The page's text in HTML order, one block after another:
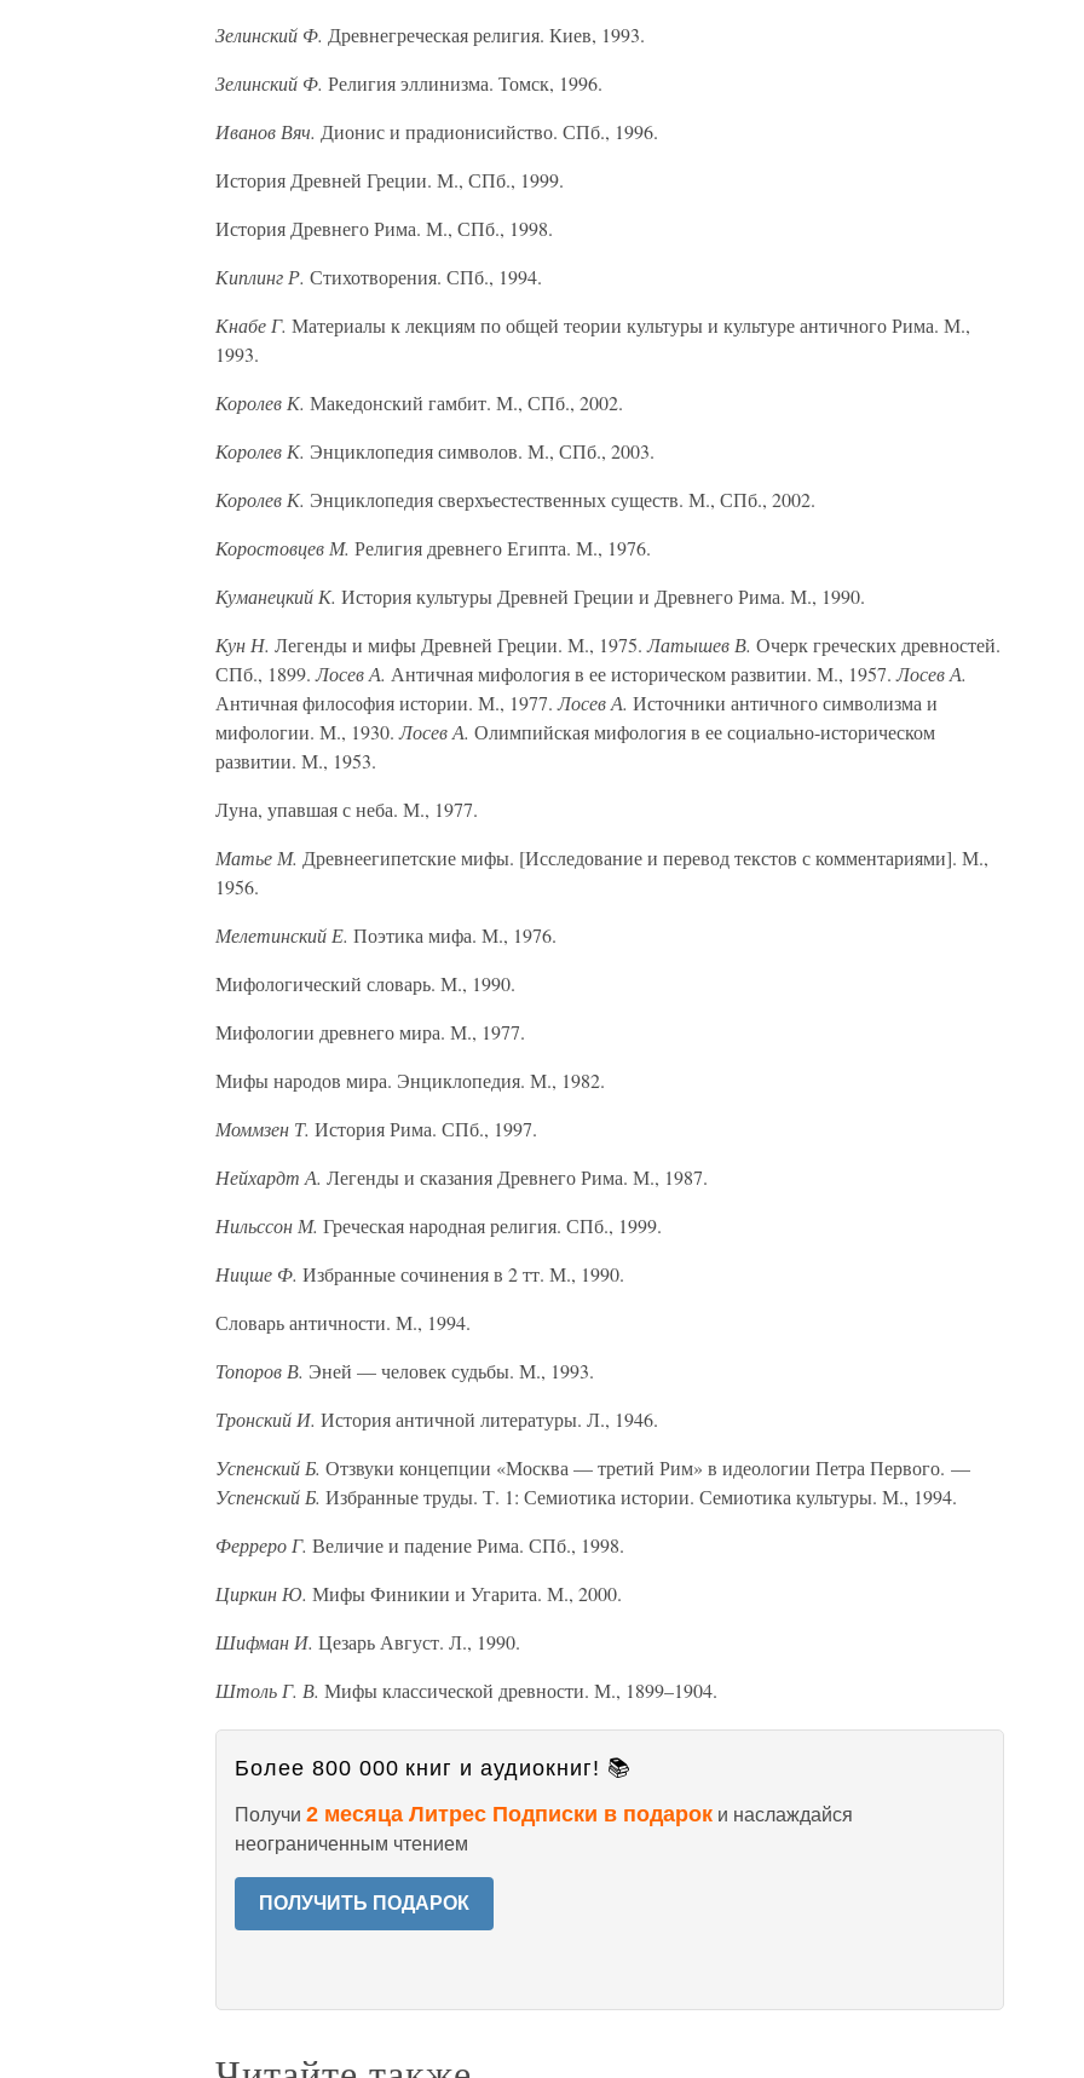
Зелинский Ф. Древнегреческая религия. Киев, 1993.
Зелинский Ф. Религия эллинизма. Томск, 1996.
Иванов Вяч. Дионис и прадионисийство. СПб., 1996.
История Древней Греции. М., СПб., 1999.
История Древнего Рима. М., СПб., 1998.
Киплинг Р. Стихотворения. СПб., 1994.
Кнабе Г. Материалы к лекциям по общей теории культуры и культуре античного Рима. М.,
1993.
Королев К. Македонский гамбит. М., СПб., 2002.
Королев К. Энциклопедия символов. М., СПб., 2003.
Королев К. Энциклопедия сверхъестественных существ. М., СПб., 2002.
Коростовцев М. Религия древнего Египта. М., 1976.
Куманецкий К. История культуры Древней Греции и Древнего Рима. М., 1990.
Кун Н. Легенды и мифы Древней Греции. М., 1975.Латышев В. Очерк греческих древностей.
СПб., 1899.Лосев А. Античная мифология в ее историческом развитии. М., 1957.Лосев А.
Античная философия истории. М., 1977.Лосев А. Источники античного символизма и
мифологии. М., 1930.Лосев А. Олимпийская мифология в ее социально-историческом
развитии. М., 1953.
Луна, упавшая с неба. М., 1977.
Матье М. Древнеегипетские мифы. [Исследование и перевод текстов с комментариями]. М.,
1956.
Мелетинский Е. Поэтика мифа. М., 1976.
Мифологический словарь. М., 1990.
Мифологии древнего мира. М., 1977.
Мифы народов мира. Энциклопедия. М., 1982.
Моммзен Т. История Рима. СПб., 1997.
Нейхардт А. Легенды и сказания Древнего Рима. М., 1987.
Нильссон М. Греческая народная религия. СПб., 1999.
Ницше Ф. Избранные сочинения в 2 тт. М., 1990.
Словарь античности. М., 1994.
Топоров В. Эней — человек судьбы. М., 1993.
Тронский И. История античной литературы. Л., 1946.
Успенский Б. Отзвуки концепции «Москва — третий Рим» в идеологии Петра Первого. —
Успенский Б. Избранные труды. Т. 1: Семиотика истории. Семиотика культуры. М., 1994.
Ферреро Г. Величие и падение Рима. СПб., 1998.
Циркин Ю. Мифы Финикии и Угарита. М., 2000.
Шифман И. Цезарь Август. Л., 1990.
Штоль Г. В. Мифы классической древности. М., 1899–1904.
Более 800 000 книг и аудиокниг! 📚
Получи 2 месяца Литрес Подписки в подарок и наслаждайся
неограниченным чтением
ПОЛУЧИТЬ ПОДАРОК